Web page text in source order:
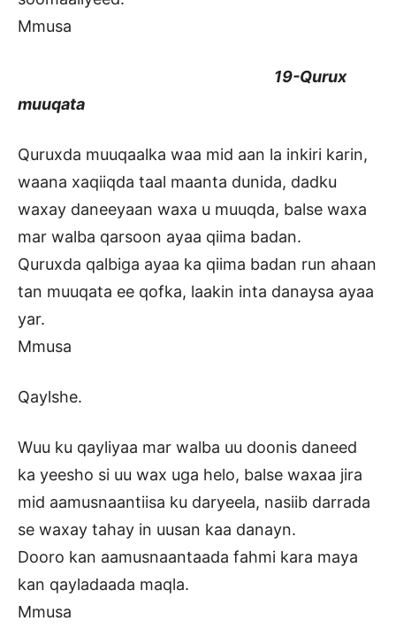
Mmusa
19-Qurux
muuqata
Quruxda muuqaalka waa mid aan la inkiri karin,
waana xaqiiqda taal maanta dunida, dadku
waxay daneeyaan waxa u muuqda, balse waxa
mar walba qarsoon ayaa qiima badan.
Quruxda qalbiga ayaa ka qiima badan run ahaan
tan muuqata ee qofka, laakin inta danaysa ayaa
yar.
Mmusa
Qaylshe.
Wuu ku qayliyaa mar walba uu doonis daneed
ka yeesho si uu wax uga helo, balse waxaa jira
mid aamusnaantiisa ku daryeela, nasiib darrada
se waxay tahay in uusan kaa danayn.
Dooro kan aamusnaantaada fahmi kara maya
kan qayladaada maqla.
Mmusa